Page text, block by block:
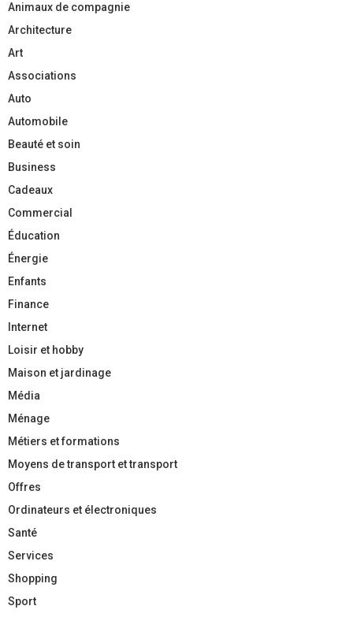
Animaux de compagnie
Architecture
Art
Associations
Auto
Automobile
Beauté et soin
Business
Cadeaux
Commercial
Éducation
Énergie
Enfants
Finance
Internet
Loisir et hobby
Maison et jardinage
Média
Ménage
Métiers et formations
Moyens de transport et transport
Offres
Ordinateurs et électroniques
Santé
Services
Shopping
Sport